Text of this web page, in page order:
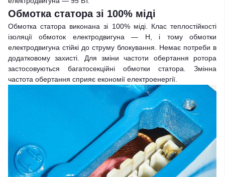
Обмотка статора зі 100% міді
Обмотка статора виконана зі 100% міді. Клас теплостійкості
ізоляції обмоток електродвигуна — Н, і тому обмотки
електродвигуна стійкі до струму блокування. Немає потреби в
додатковому захисті. Для зміни частоти обертання ротора
застосовуються багатосекційні обмотки статора. Змінна
частота обертання сприяє економії електроенергії.